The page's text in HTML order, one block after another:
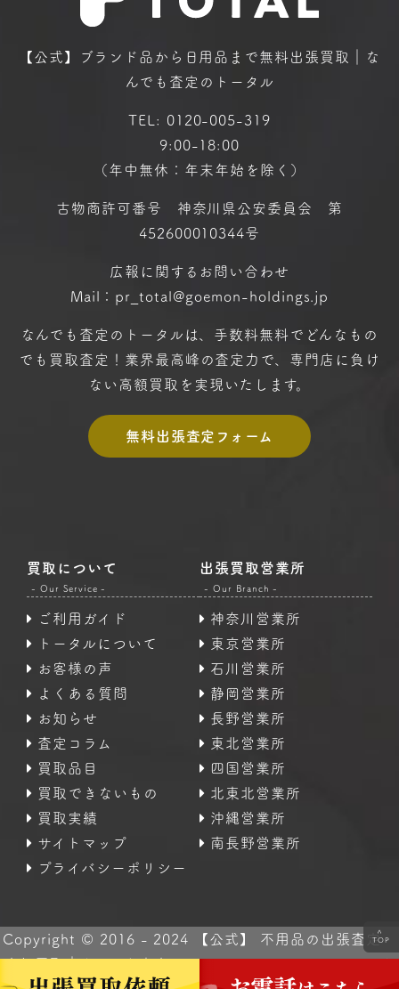
【公式】ブランド品から日用品まで無料出張買取｜な
んでも査定のトータル
TEL: 0120-005-319
9:00-18:00
（年中無休：年末年始を除く）
古物商許可番号 神奈川県公安委員会 第
452600010344号
広報に関するお問い合わせ
Mail：pr_total@goemon-holdings.jp
なんでも査定のトータルは、手数料無料で どんなもの
でも買取査定！ 業界最高峰の査定力で、専門店に 負け
ない高額買取を実現いたします。
無料出張査定フォーム
買取について
- Our Service -
ご利用ガイド
トータルについて
お客様の声
よくある質問
お知らせ
査定コラム
買取品目
買取できないもの
買取実績
サイトマップ
プライバシーポリシー
出張買取営業所
- Our Branch -
神奈川営業所
東京営業所
石川営業所
静岡営業所
長野営業所
東北営業所
四国営業所
北東北営業所
沖縄営業所
南長野営業所
Copyright © 2016 - 2024 【公式】 不用品の出張査定・
<
TOP